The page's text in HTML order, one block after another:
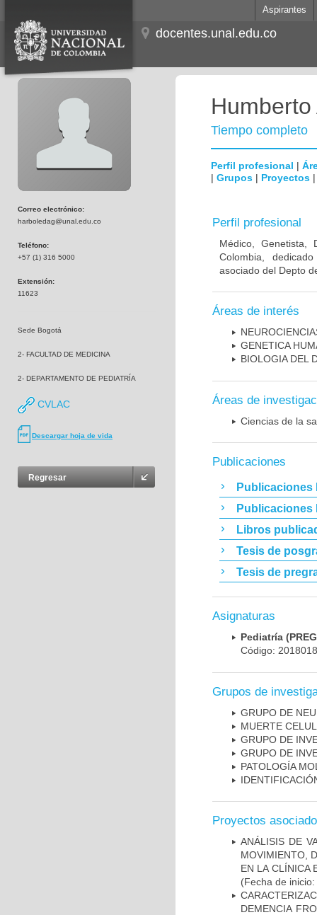
Aspirantes
docentes.unal.edu.co
Correo electrónico:
harboledag@unal.edu.co
Teléfono:
+57 (1) 316 5000
Extensión:
11623
Sede Bogotá
2- FACULTAD DE MEDICINA
2- DEPARTAMENTO DE PEDIATRÍA
CVLAC
Descargar hoja de vida
Regresar
Tiempo completo
Perfil profesional |
| Grupos | Proyectos
Perfil profesional
Médico, Genetista,
Colombia,
asociado del Depto
Áreas de interés
GENETICA
BIOLOGIA DEL
Áreas de
Ciencias de la
Publicaciones
Publicaciones
Publicaciones
Libros
Tesis de
Tesis de
Asignaturas
Pediatría
Código:
Grupos de
GRUPO DE
MUERTE
GRUPO DE
GRUPO DE
PATOLOGÍA
Proyectos
ANÁLISIS DE
MOVIMIENTO,
EN LA CLÍNICA
(Fecha de
DEMENCIA